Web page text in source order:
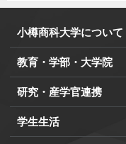
小樽商科大学について
教育・学部・大学院
研究・産学官連携
学生生活